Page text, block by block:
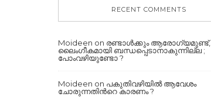
RECENT COMMENTS
Moideen on രണ്ടാൾക്കും ആരോഗ്യമുണ്ട്,
ലൈംഗീകമായി ബന്ധപ്പെടാനാകുന്നില്ല ;
പോംവഴിയുണ്ടോ ?
Moideen on പകുതിവഴിയില്‍ ആവേശം
ചോരുന്നതിന്‍റെ കാരണം ?